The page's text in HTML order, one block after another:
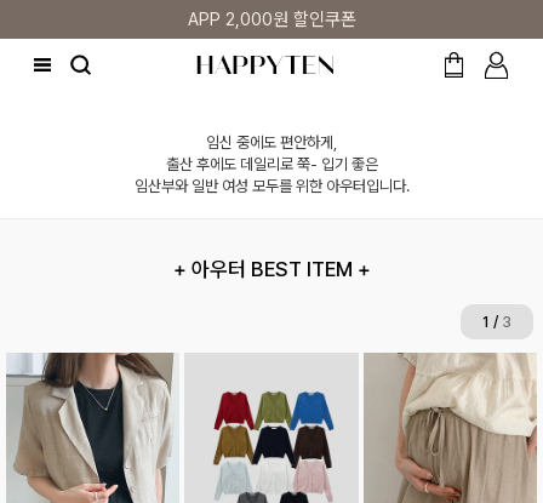
APP 2,000원 할인쿠폰
임신 중에도 편안하게,
출산 후에도 데일리로 쭉- 입기 좋은
임산부와 일반 여성 모두를 위한 아우터입니다.
+ 아우터 BEST ITEM +
2 / 3